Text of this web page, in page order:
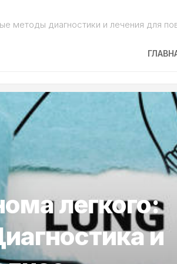
методы диагностики и лечения для
легкого:
и